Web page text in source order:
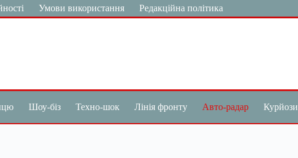
Умови використання Редакційна політика
Шоу-біз Техно-шок Лінія фронту Авто-радар Курйози